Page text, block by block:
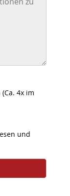
4x im
und